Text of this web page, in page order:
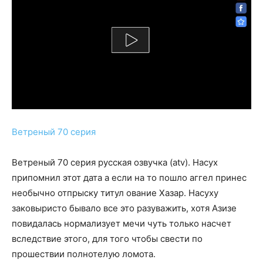
Ветреный 70 серия
Ветреный 70 серия русская озвучка (atv). Насух
припомнил этот дата а если на то пошло аггел принес
необычно отпрыску титул ование Хазар. Насуху
заковыристо бывало все это разуважить, хотя Азизе
повидалась нормализует мечи чуть только насчет
вследствие этого, для того чтобы свести по
прошествии полнотелую ломота.